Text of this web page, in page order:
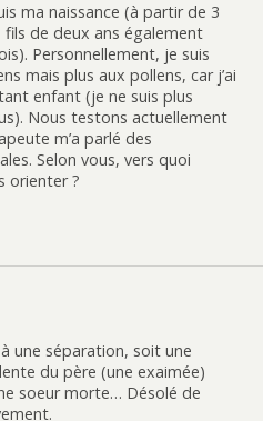
ma naissance (à partir de 3
de deux ans également
Personnellement, je suis
mais plus aux pollens, car j’ai
enfant (je ne suis plus
Nous testons actuellement
m’a parlé des
Selon vous, vers quoi
orienter ?
à une séparation, soit une
du père (une exaimée)
soeur morte… Désolé de